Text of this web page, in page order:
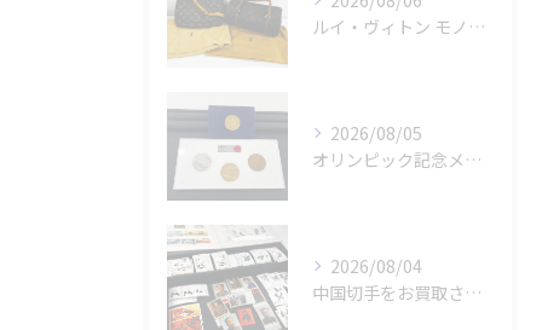
ルイ・ヴィトン モノグラムバッグ2点をお買取させていただきました✨
2026/08/05
オリンピック記念メダルとメイプルリーフコインをお買取りさせていただきました🏅✨
2026/08/04
中国切手をお買取させていただきました📮✨